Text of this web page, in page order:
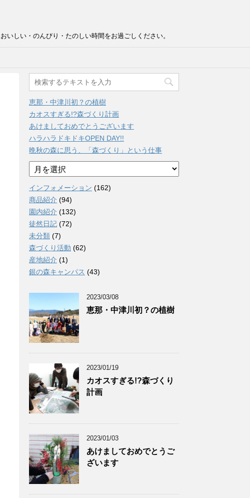
しい・のんびり・たのしい時間をお過ごしください。
恵那・中津川初？の植樹
カオスすぎる!?森づくり計画
あけましておめでとうございます
ハラハラドキドキOPEN DAY!!
晩秋の森に思う、「森づくり」という仕事
ア
ー
カ
イ
ブ
インフォメーション (162)
商品紹介 (94)
園内紹介 (132)
徒然日記 (72)
未分類 (7)
森づくり活動 (62)
産地紹介 (1)
銀の森キャンパス (43)
2023/03/08
恵那・中津川初？の植樹
2023/01/19
カオスすぎる!?森づくり
計画
2023/01/03
あけましておめでとうご
ざいます